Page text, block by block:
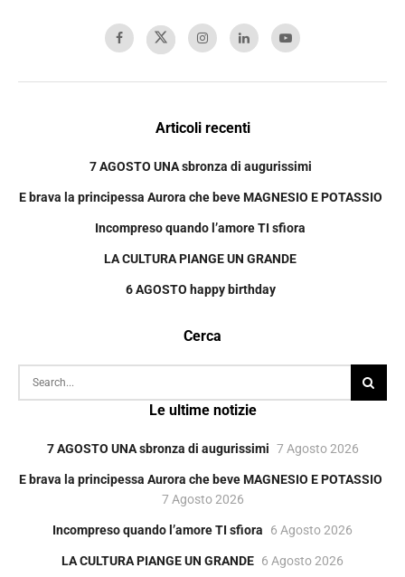
Articoli recenti
7 AGOSTO UNA sbronza di augurissimi
E brava la principessa Aurora che beve MAGNESIO E POTASSIO
Incompreso quando l’amore TI sfiora
LA CULTURA PIANGE UN GRANDE
6 AGOSTO happy birthday
Cerca
Le ultime notizie
7 AGOSTO UNA sbronza di augurissimi 7 Agosto 2026
E brava la principessa Aurora che beve MAGNESIO E POTASSIO
7 Agosto 2026
Incompreso quando l’amore TI sfiora 6 Agosto 2026
LA CULTURA PIANGE UN GRANDE 6 Agosto 2026